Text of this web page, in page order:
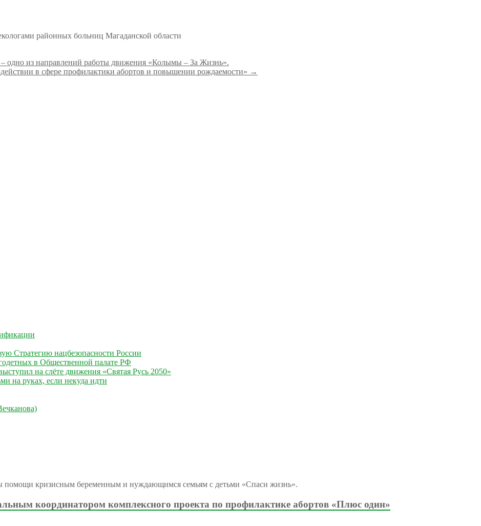
районных больниц Магаданской области
– одно из направлений работы движения «Колымы – За Жизнь».
в сфере профилактики абортов и повышении рождаемости» →
Стратегию нацбезопасности России
в Общественной палате РФ
на слёте движения «Святая Русь 2050»
на руках, если некуда идти
помощи кризисным беременным и нуждающимся семьям с детьми «Спаси жизнь».
координатором комплексного проекта по профилактике абортов «Плюс один»